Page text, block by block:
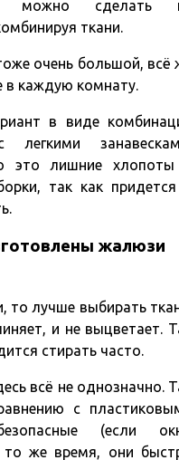
можно сделать
ткани.
очень большой, всё
в каждую комнату.
в виде
легкими
это лишние
так как
жалюзи
то лучше выбирать
и не выцветает.
стирать часто.
всё не однозначно.
с
(если
же время, они